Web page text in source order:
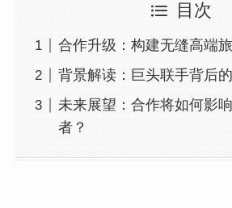
目次
合作升级：构建无缝高端
背景解读：巨头联手背后
未来展望：合作将如何影
者？